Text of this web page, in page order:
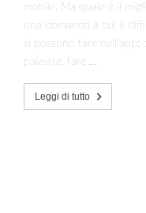
mobile. Ma quale è il
una domanda a cui è
si possono fare nell’app:
palestre, fare …
Leggi di tutto